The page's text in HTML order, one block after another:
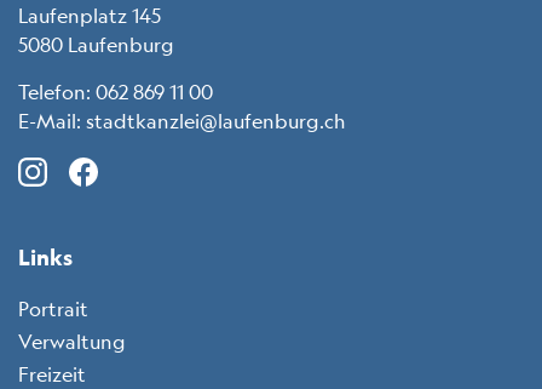
Laufenplatz 145
5080 Laufenburg
Telefon: 062 869 11 00
E-Mail: stadtkanzlei@laufenburg.ch
Instagram (icon: c-instagram)
Links
Portrait
Verwaltung
Freizeit